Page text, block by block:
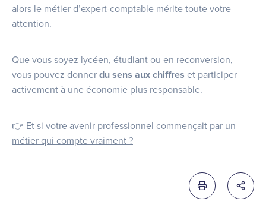
alors le métier d’expert-comptable mérite toute votre
attention.
Que vous soyez lycéen, étudiant ou en reconversion,
vous pouvez donner du sens aux chiffres et participer
activement à une économie plus responsable.
👉 Et si votre avenir professionnel commençait par un
métier qui compte vraiment ?
Imprimer cette